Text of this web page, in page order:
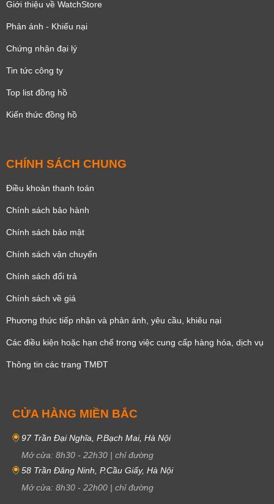
Giới thiệu về WatchStore
Phản ánh - Khiếu nại
Chứng nhận đại lý
Tin tức công ty
Top list đồng hồ
Kiến thức đồng hồ
CHÍNH SÁCH CHUNG
Điều khoản thanh toán
Chính sách bảo hành
Chính sách bảo mật
Chính sách vận chuyển
Chính sách đổi trả
Chính sách về giá
Phương thức tiếp nhận và phản ánh, yêu cầu, khiêu nại
Các điều kiện hoặc hạn chế trong việc cung cấp hàng hóa, dịch vụ
Thông tin các trang TMĐT
CỬA HÀNG MIỀN BẮC
97 Trần Đại Nghĩa, P.Bạch Mai, Hà Nội
Mở cửa: 8h30 - 22h30 | chỉ đường
58 Trần Đăng Ninh, P.Cầu Giấy, Hà Nội
Mở cửa: 8h30 - 22h00 | chỉ đường